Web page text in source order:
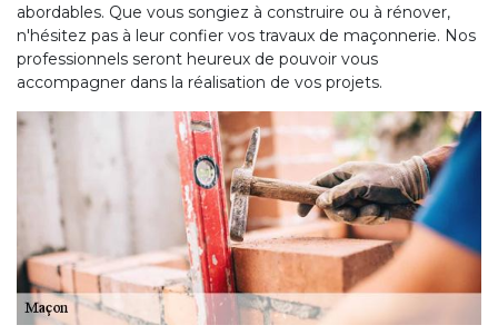
abordables. Que vous songiez à construire ou à rénover,
n'hésitez pas à leur confier vos travaux de maçonnerie. Nos
professionnels seront heureux de pouvoir vous
accompagner dans la réalisation de vos projets.